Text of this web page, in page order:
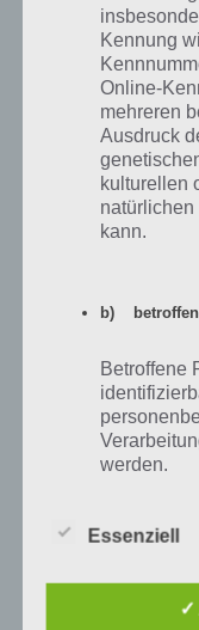
gibt (mit Ausnahme der
überzeugt haben uns
bekommt man sehr viel
insgesamt 600 XP.
Tipp 4: Mit
Ab und zu lohnt es
eine spaßige
Kennung
Online-
mehreren
Ausdruck
kulturellen
kann.
b)
Betroffene
werden.
c)
Essenziell
✓